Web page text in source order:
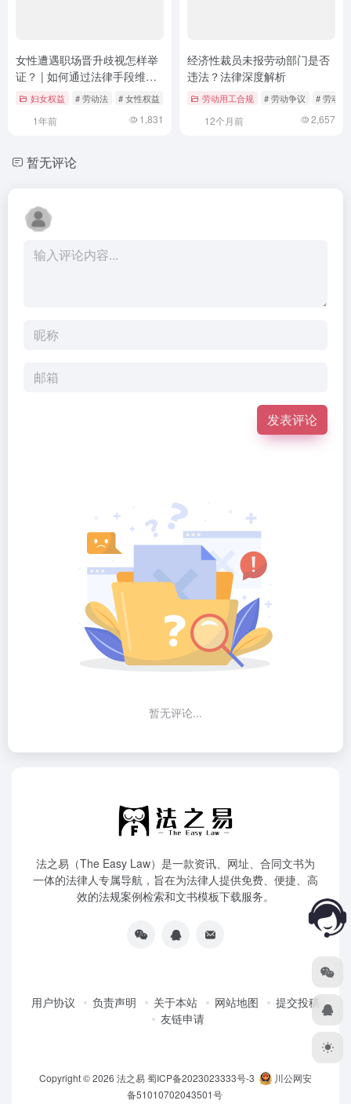
女性遭遇职场晋升歧视怎样举
证？ | 如何通过法律手段维护
职场公平
妇女权益 # 劳动法 # 女性权益 # 法律举证
1年前 1,831
经济性裁员未报劳动部门是否
违法？法律深度解析
劳动用工合规 # 劳动争议 # 劳动合
12个月前 2,657
暂无评论
发表评论
暂无评论...
法之易（The Easy Law）是一款资讯、网址、合同文书为
一体的法律人专属导航，旨在为法律人提供免费、便捷、高
效的法规案例检索和文书模板下载服务。
用户协议 负责声明 关于本站 网站地图
提交投稿
友链申请
Copyright © 2026 法之易蜀ICP备2023023333号-3
川公网安
备51010702043501号